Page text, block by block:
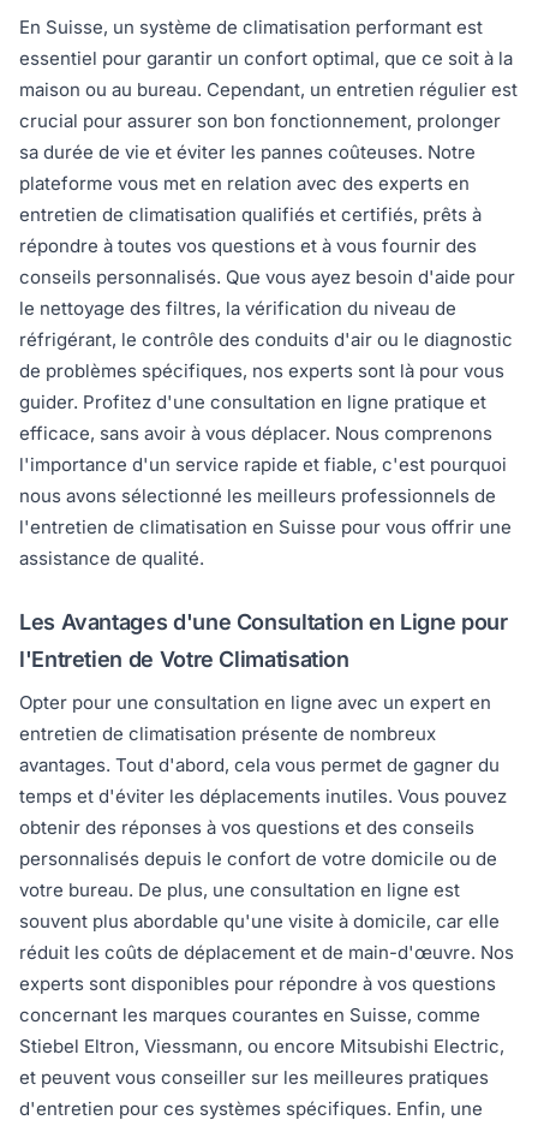
En Suisse, un système de climatisation performant est
essentiel pour garantir un confort optimal, que ce soit à la
maison ou au bureau. Cependant, un entretien régulier est
crucial pour assurer son bon fonctionnement, prolonger
sa durée de vie et éviter les pannes coûteuses. Notre
plateforme vous met en relation avec des experts en
entretien de climatisation qualifiés et certifiés, prêts à
répondre à toutes vos questions et à vous fournir des
conseils personnalisés. Que vous ayez besoin d'aide pour
le nettoyage des filtres, la vérification du niveau de
réfrigérant, le contrôle des conduits d'air ou le diagnostic
de problèmes spécifiques, nos experts sont là pour vous
guider. Profitez d'une consultation en ligne pratique et
efficace, sans avoir à vous déplacer. Nous comprenons
l'importance d'un service rapide et fiable, c'est pourquoi
nous avons sélectionné les meilleurs professionnels de
l'entretien de climatisation en Suisse pour vous offrir une
assistance de qualité.
Les Avantages d'une Consultation en Ligne pour
l'Entretien de Votre Climatisation
Opter pour une consultation en ligne avec un expert en
entretien de climatisation présente de nombreux
avantages. Tout d'abord, cela vous permet de gagner du
temps et d'éviter les déplacements inutiles. Vous pouvez
obtenir des réponses à vos questions et des conseils
personnalisés depuis le confort de votre domicile ou de
votre bureau. De plus, une consultation en ligne est
souvent plus abordable qu'une visite à domicile, car elle
réduit les coûts de déplacement et de main-d'œuvre. Nos
experts sont disponibles pour répondre à vos questions
concernant les marques courantes en Suisse, comme
Stiebel Eltron, Viessmann, ou encore Mitsubishi Electric,
et peuvent vous conseiller sur les meilleures pratiques
d'entretien pour ces systèmes spécifiques. Enfin, une